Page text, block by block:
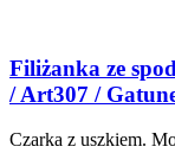
Filiżanka ze
/ Art307 /
Czarka z uszkiem.